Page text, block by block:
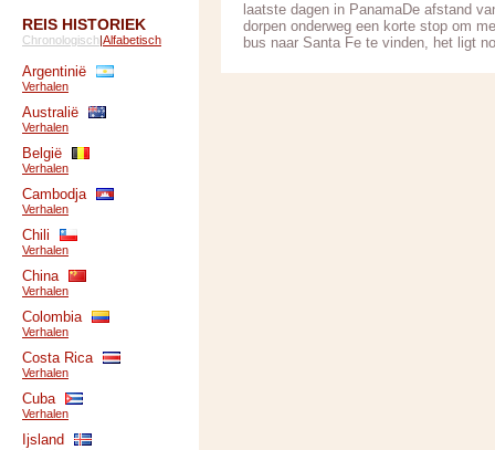
laatste dagen in PanamaDe afstand
dorpen onderweg een korte stop om
bus naar Santa Fe te vinden, het ligt
REIS HISTORIEK
Chronologisch|Alfabetisch
Argentinië
Verhalen
Australië
Verhalen
België
Verhalen
Cambodja
Verhalen
Chili
Verhalen
China
Verhalen
Colombia
Verhalen
Costa Rica
Verhalen
Cuba
Verhalen
Ijsland